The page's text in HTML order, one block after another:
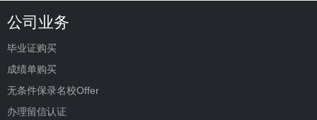
公司业务
毕业证购买
成绩单购买
无条件保录名校Offer
办理留信认证